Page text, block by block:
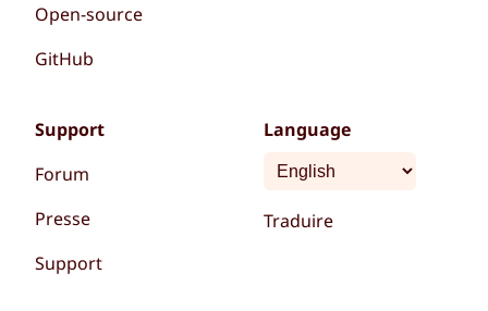
Open-source
GitHub
Support
Forum
Presse
Support
Language
Traduire